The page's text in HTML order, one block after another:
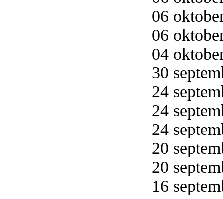
06
06
04
30
24
24
24
20
20
16